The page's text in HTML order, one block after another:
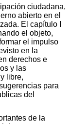
ciudadana,
abierto en el
El capítulo I
el objeto,
el impulso
en la
derechos e
y las
libre,
para
del
de la